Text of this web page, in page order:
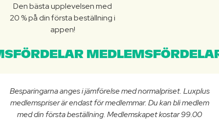
Den bästa upplevelsen med
20 % på din första beställning i
appen!
Besparingarna anges i jämförelse med normalpriset. Luxplus
medlemspriser är endast för medlemmar. Du kan bli medlem
med din första beställning. Medlemskapet kostar 99.00